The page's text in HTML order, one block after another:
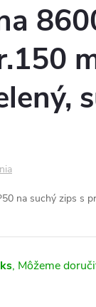
na suchý zips s